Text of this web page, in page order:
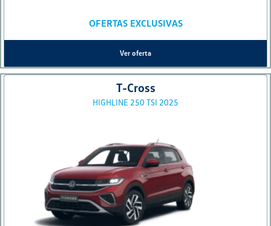
OFERTAS EXCLUSIVAS
Ver oferta
T-Cross
HIGHLINE 250 TSI 2025